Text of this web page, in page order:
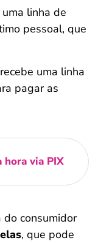
linha de
pessoal, que
uma linha
pagar as
hora via PIX
do consumidor
, que pode